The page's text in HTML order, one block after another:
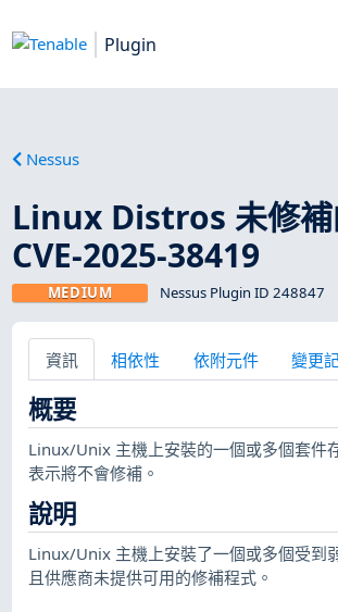
Plugin
Nessus
Linux Distros 未修補
CVE-2025-38419
MEDIUM Nessus Plugin ID 248847
資訊 相依性 依附元件 變更
概要
Linux/Unix 主機上安裝的一個或多個套件
表示將不會修補。
說明
Linux/Unix 主機上安裝了一個或多個受到
且供應商未提供可用的修補程式。